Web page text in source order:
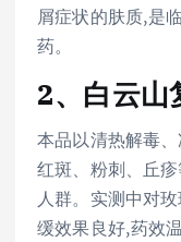
屑症状的肤质,是
药。
2、白云山
本品以清热解毒
红斑、粉刺、丘
人群。实测中对
缓效果良好,药效